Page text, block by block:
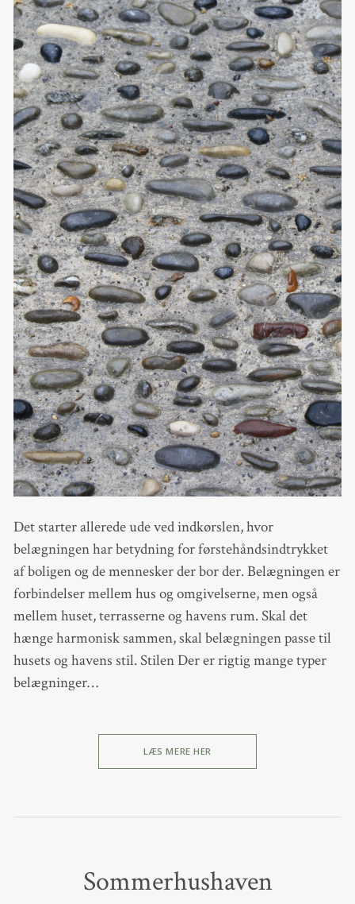
Det starter allerede ude ved indkørslen, hvor
belægningen har betydning for førstehåndsindtrykket
af boligen og de mennesker der bor der. Belægningen er
forbindelser mellem hus og omgivelserne, men også
mellem huset, terrasserne og havens rum. Skal det
hænge harmonisk sammen, skal belægningen passe til
husets og havens stil. Stilen Der er rigtig mange typer
belægninger…
LÆS MERE HER
Sommerhushaven